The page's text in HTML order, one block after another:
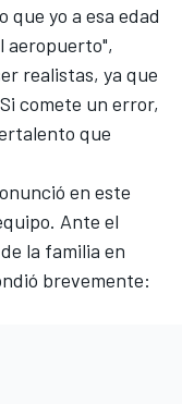
que yo a esa edad
aeropuerto",
realistas, ya que
comete un error,
que
en este
Ante el
la familia en
brevemente: